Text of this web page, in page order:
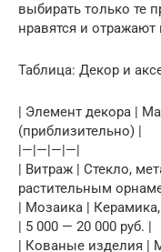
выбирать только те
нравятся и
Таблица: Декор и
| Элемент декора |
(приблизительно) |
|—|—|—|—|
| Витраж | Стекло,
растительным
| Мозаика |
| 5 000 — 20 000 руб. |
| Кованые изделия |